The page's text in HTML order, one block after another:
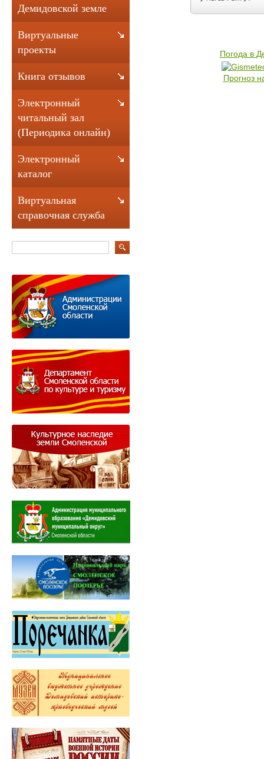
Погода в
Прогноз
Демидовской земле
Виртуальные
проекты
Книга отзывов
Электронный
читальный зал
(Периодика онлайн)
Электронный
каталог
Виртуальная
справочная служба